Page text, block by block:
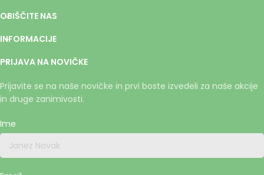
OBIŠČITE NAS
INFORMACIJE
PRIJAVA NA NOVIČKE
Prijavite se na naše novičke in prvi boste izvedeli za naše akcije
in druge zanimivosti.
Ime